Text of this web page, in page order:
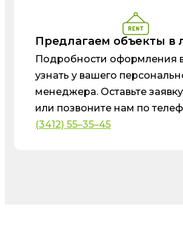
Предлагаем объекты в
Подробности оформления
узнать у вашего
менеджера. Оставьте
или позвоните нам по
(3412) 55–35–45